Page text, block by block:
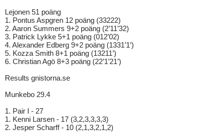
Lejonen 51 poäng
1. Pontus Aspgren 12 poäng (33222)
2. Aaron Summers 9+2 poäng (2’11’32)
3. Patrick Lykke 5+1 poäng (012’02)
4. Alexander Edberg 9+2 poäng (1331’1’)
5. Kozza Smith 8+1 poäng (13211’)
6. Christian Agö 8+3 poäng (22’1’21’)
Results gnistorna.se
Munkebo 29.4
1. Pair I - 27
1. Kenni Larsen - 17 (3,2,3,3,3,3)
2. Jesper Scharff - 10 (2,1,3,2,1,2)